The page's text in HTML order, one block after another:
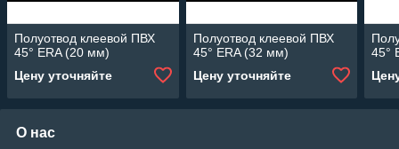
Полуотвод клеевой ПВХ
45° ERA (20 мм)
Цену уточняйте
Полуотвод клеевой ПВХ
45° ERA (32 мм)
Цену уточняйте
45°
О нас